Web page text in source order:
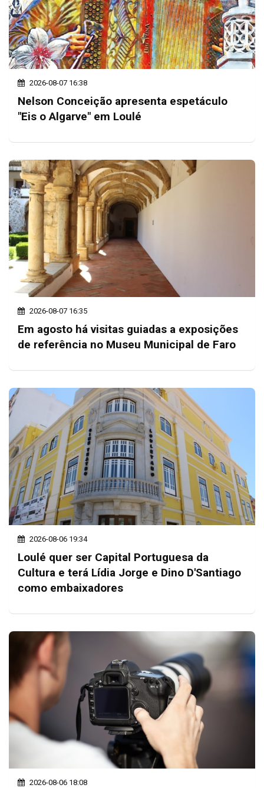
2026-08-07 16:38
Nelson Conceição apresenta espetáculo
"Eis o Algarve" em Loulé
2026-08-07 16:35
Em agosto há visitas guiadas a exposições
de referência no Museu Municipal de Faro
2026-08-06 19:34
Loulé quer ser Capital Portuguesa da
Cultura e terá Lídia Jorge e Dino D'Santiago
como embaixadores
2026-08-06 18:08